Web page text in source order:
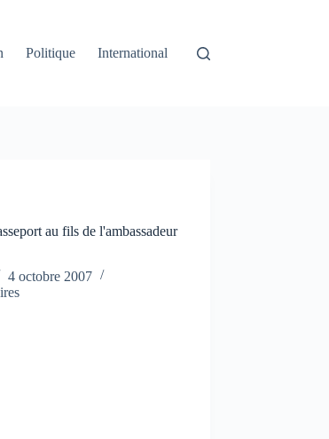
Politique International
au fils de l'ambassadeur
4 octobre 2007